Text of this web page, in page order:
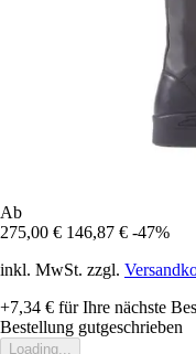
Ab
275,00 € 146,87 € -47%
inkl. MwSt. zzgl.
+7,34 € für Ihre nächste
Bestellung gutgeschrieben
Loading...